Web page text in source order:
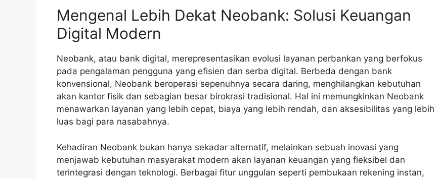
Mengenal Lebih Dekat Neobank: Solusi Keuangan
Digital Modern
Neobank, atau bank digital, merepresentasikan evolusi layanan perbankan yang berfokus
pada pengalaman pengguna yang efisien dan serba digital. Berbeda dengan bank
konvensional, Neobank beroperasi sepenuhnya secara daring, menghilangkan kebutuhan
akan kantor fisik dan sebagian besar birokrasi tradisional. Hal ini memungkinkan Neobank
menawarkan layanan yang lebih cepat, biaya yang lebih rendah, dan aksesibilitas yang lebih
luas bagi para nasabahnya.
Kehadiran Neobank bukan hanya sekadar alternatif, melainkan sebuah inovasi yang
menjawab kebutuhan masyarakat modern akan layanan keuangan yang fleksibel dan
terintegrasi dengan teknologi. Berbagai fitur unggulan seperti pembukaan rekening instan,